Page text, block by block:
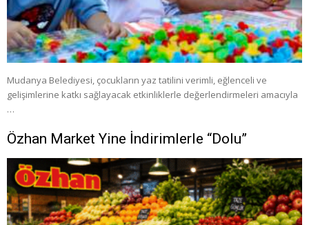
Mudanya Belediyesi, çocukların yaz tatilini verimli, eğlenceli ve
gelişimlerine katkı sağlayacak etkinliklerle değerlendirmeleri amacıyla
…
Özhan Market Yine İndirimlerle “Dolu”